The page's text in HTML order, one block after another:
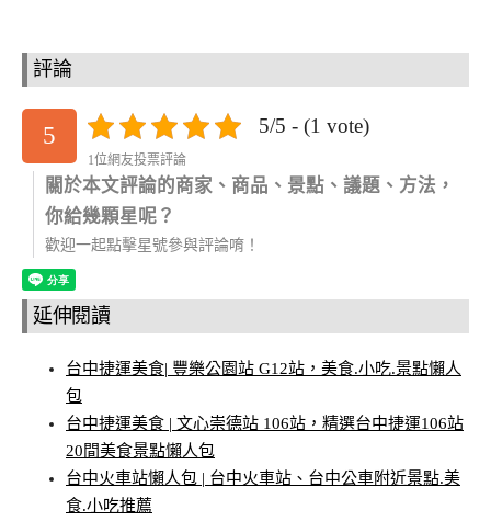
評論
5 5/5 - (1 vote)
1位網友投票評論
關於本文評論的商家、商品、景點、議題、方法，
你給幾顆星呢？
歡迎一起點擊星號參與評論唷！
延伸閱讀
台中捷運美食| 豐樂公園站 G12站，美食.小吃.景點懶人
包
台中捷運美食 | 文心崇德站 106站，精選台中捷運106站
20間美食景點懶人包
台中火車站懶人包 | 台中火車站、台中公車附近景點.美
食.小吃推薦